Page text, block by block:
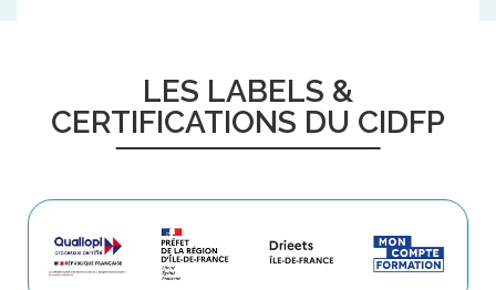
LES LABELS &
CERTIFICATIONS DU CIDFP